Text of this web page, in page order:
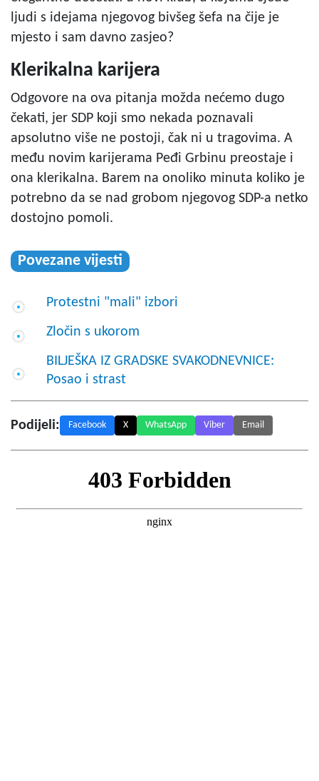
ljudi s idejama njegovog bivšeg šefa na čije je
mjesto i sam davno zasjeo?
Klerikalna karijera
Odgovore na ova pitanja možda nećemo dugo
čekati, jer SDP koji smo nekada poznavali
apsolutno više ne postoji, čak ni u tragovima. A
među novim karijerama Peđi Grbinu preostaje i
ona klerikalna. Barem na onoliko minuta koliko je
potrebno da se nad grobom njegovog SDP-a netko
dostojno pomoli.
Povezane vijesti
Protestni "mali" izbori
Zločin s ukorom
BILJEŠKA IZ GRADSKE SVAKODNEVNICE:
Posao i strast
Podijeli: Facebook X WhatsApp Viber Email